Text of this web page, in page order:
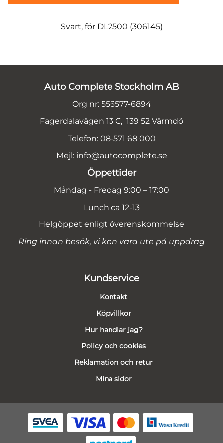
Svart, för DL2500 (306145)
Auto Complete Stockholm AB
Org nr: 556577-6894
Fagerdalavägen 13 C, 139 52 Värmdö
Telefon: 08-571 68 000
Mejl: info@autocomplete.se
Öppettider
Måndag - Fredag 9:00 – 17:00
Lunch ca 12-13
Helgöppet enligt överenskommelse
Ring innan besök, vi kan vara ute på uppdrag
Kundservice
Kontakt
Köpvillkor
Hur handlar jag?
Policy och cookies
Reklamation och retur
Mina sidor